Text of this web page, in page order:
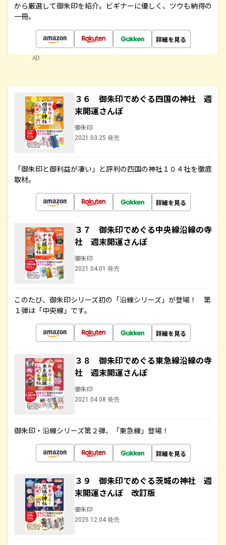
から厳選して御朱印を紹介。ビギナーに優しく、ツウも納得の
一冊。
詳細を見る
AD
３６ 御朱印でめぐる四国の神社 週
末開運さんぽ
御朱印
2021.03.25 発売
「御朱印と御利益が凄い」と評判の四国の神社１０４社を徹底
取材。
詳細を見る
３７ 御朱印でめぐる中央線沿線の寺
社 週末開運さんぽ
御朱印
2021.04.01 発売
このたび、御朱印シリーズ初の「沿線シリーズ」が登場！ 第
１弾は「中央線」です。
詳細を見る
３８ 御朱印でめぐる東急線沿線の寺
社 週末開運さんぽ
御朱印
2021.04.08 発売
御朱印・沿線シリーズ第２弾、「東急線」登場！
詳細を見る
３９ 御朱印でめぐる茨城の神社 週
末開運さんぽ 改訂版
御朱印
2025.12.04 発売